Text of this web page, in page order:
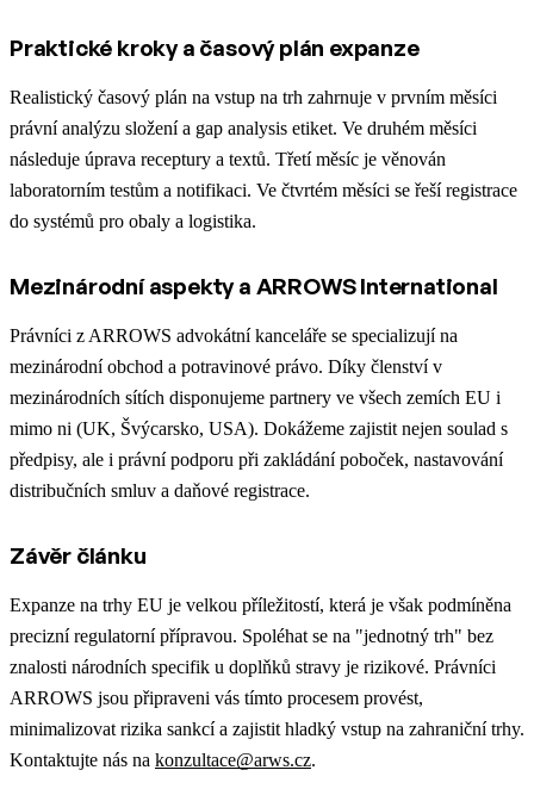
Praktické kroky a časový plán expanze
Realistický časový plán na vstup na trh zahrnuje v prvním měsíci
právní analýzu složení a gap analysis etiket. Ve druhém měsíci
následuje úprava receptury a textů. Třetí měsíc je věnován
laboratorním testům a notifikaci. Ve čtvrtém měsíci se řeší registrace
do systémů pro obaly a logistika.
Mezinárodní aspekty a ARROWS International
Právníci z ARROWS advokátní kanceláře se specializují na
mezinárodní obchod a potravinové právo. Díky členství v
mezinárodních sítích disponujeme partnery ve všech zemích EU i
mimo ni (UK, Švýcarsko, USA). Dokážeme zajistit nejen soulad s
předpisy, ale i právní podporu při zakládání poboček, nastavování
distribučních smluv a daňové registrace.
Závěr článku
Expanze na trhy EU je velkou příležitostí, která je však podmíněna
precizní regulatorní přípravou. Spoléhat se na "jednotný trh" bez
znalosti národních specifik u doplňků stravy je rizikové. Právníci
ARROWS jsou připraveni vás tímto procesem provést,
minimalizovat rizika sankcí a zajistit hladký vstup na zahraniční trhy.
Kontaktujte nás na konzultace@arws.cz.